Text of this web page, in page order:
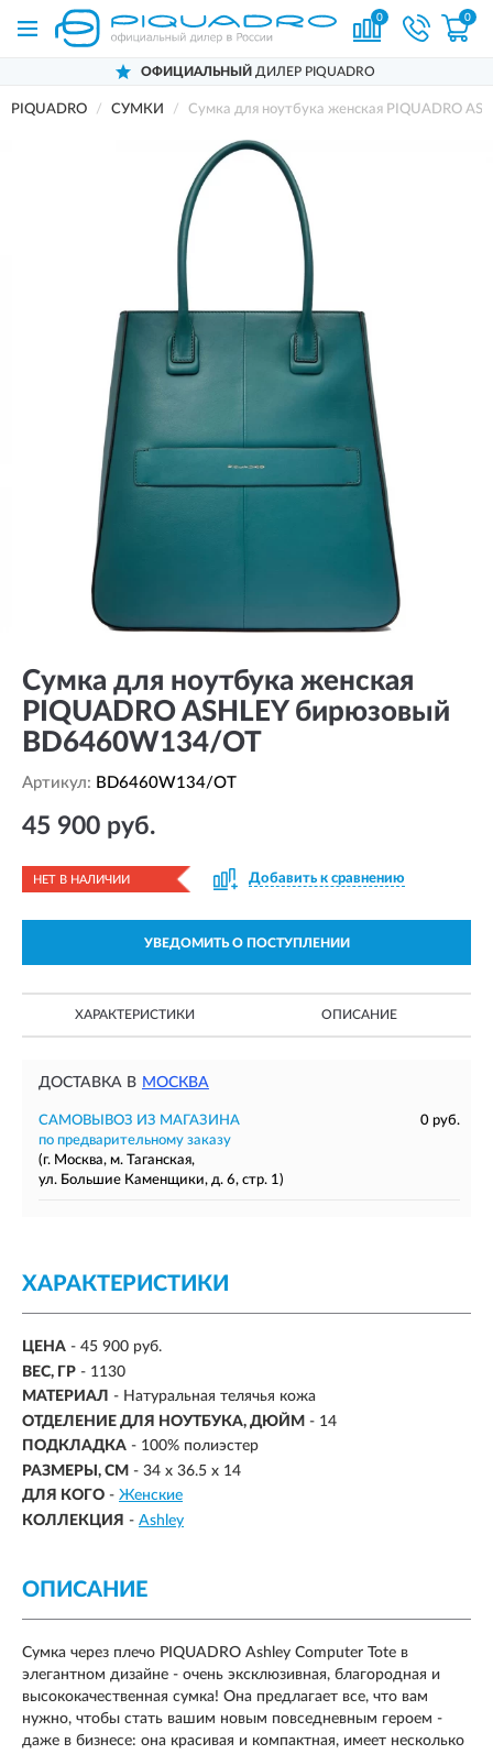
0 0
ОФИЦИАЛЬНЫЙ ДИЛЕР PIQUADRO
PIQUADRO СУМКИ Сумка для ноутбука женская PIQUADRO
Сумка для ноутбука женская
PIQUADRO ASHLEY бирюзовый
BD6460W134/OT
Артикул: BD6460W134/OT
45 900 руб.
НЕТ В НАЛИЧИИ Добавить к сравнению
УВЕДОМИТЬ О ПОСТУПЛЕНИИ
ХАРАКТЕРИСТИКИ ОПИСАНИЕ
ДОСТАВКА В МОСКВА
САМОВЫВОЗ ИЗ МАГАЗИНА
0 руб.
по предварительному заказу
(г. Москва, м. Таганская,
ул. Большие Каменщики, д. 6, стр. 1)
ХАРАКТЕРИСТИКИ
ЦЕНА - 45 900 руб.
ВЕС, ГР - 1130
МАТЕРИАЛ - Натуральная телячья кожа
ОТДЕЛЕНИЕ ДЛЯ НОУТБУКА, ДЮЙМ - 14
ПОДКЛАДКА - 100% полиэстер
РАЗМЕРЫ, СМ - 34 х 36.5 х 14
ДЛЯ КОГО - Женские
КОЛЛЕКЦИЯ - Ashley
ОПИСАНИЕ
Сумка через плечо PIQUADRO Ashley Computer Tote в
элегантном дизайне - очень эксклюзивная, благородная и
высококачественная сумка! Она предлагает все, что вам
нужно, чтобы стать вашим новым повседневным героем -
даже в бизнесе: она красивая и компактная, имеет несколько